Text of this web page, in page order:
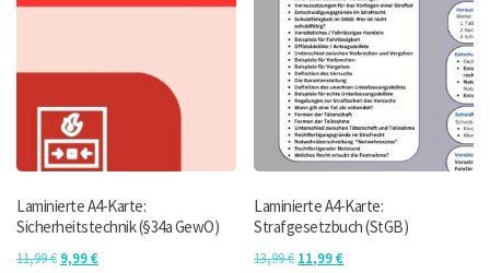
Laminierte A4-Karte:
Sicherheitstechnik (§34a GewO)
11,99€ Ursprünglicher
9,99€Aktueller
Laminierte A4-Karte:
Strafgesetzbuch (StGB)
13,99€ Ursprünglicher
11,99€Aktueller